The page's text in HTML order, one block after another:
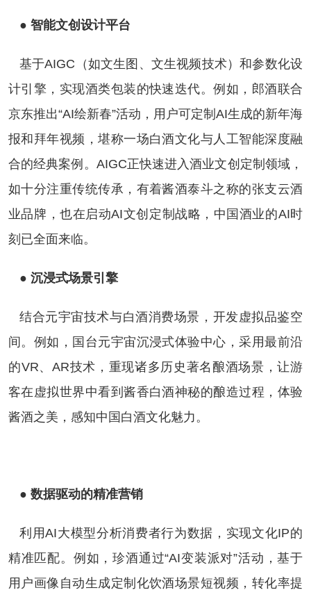
● 智能文创设计平台
基于AIGC（如文生图、文生视频技术）和参数化设
计引擎，实现酒类包装的快速迭代。例如，郎酒联合
京东推出“AI绘新春”活动，用户可定制AI生成的新年海
报和拜年视频，堪称一场白酒文化与人工智能深度融
合的经典案例。AIGC正快速进入酒业文创定制领域，
如十分注重传统传承，有着酱酒泰斗之称的张支云酒
业品牌，也在启动AI文创定制战略，中国酒业的AI时
刻已全面来临。
● 沉浸式场景引擎
结合元宇宙技术与白酒消费场景，开发虚拟品鉴空
间。例如，国台元宇宙沉浸式体验中心，采用最前沿
的VR、AR技术，重现诸多历史著名酿酒场景，让游
客在虚拟世界中看到酱香白酒神秘的酿造过程，体验
酱酒之美，感知中国白酒文化魅力。
● 数据驱动的精准营销
利用AI大模型分析消费者行为数据，实现文化IP的
精准匹配。例如，珍酒通过“AI变装派对”活动，基于
用户画像自动生成定制化饮酒场景短视频，转化率提